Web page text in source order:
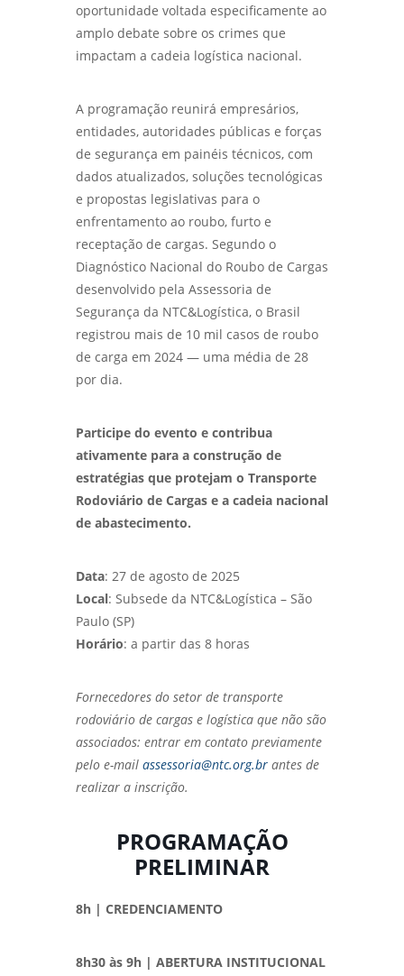
oportunidade voltada especificamente ao
amplo debate sobre os crimes que
impactam a cadeia logística nacional.
A programação reunirá empresários,
entidades, autoridades públicas e forças
de segurança em painéis técnicos, com
dados atualizados, soluções tecnológicas
e propostas legislativas para o
enfrentamento ao roubo, furto e
receptação de cargas. Segundo o
Diagnóstico Nacional do Roubo de Cargas
desenvolvido pela Assessoria de
Segurança da NTC&Logística, o Brasil
registrou mais de 10 mil casos de roubo
de carga em 2024 — uma média de 28
por dia.
Participe do evento e contribua
ativamente para a construção de
estratégias que protejam o Transporte
Rodoviário de Cargas e a cadeia nacional
de abastecimento.
Data: 27 de agosto de 2025
Local: Subsede da NTC&Logística – São
Paulo (SP)
Horário: a partir das 8 horas
Fornecedores do setor de transporte
rodoviário de cargas e logística que não são
associados: entrar em contato previamente
pelo e-mail assessoria@ntc.org.br antes de
realizar a inscrição.
PROGRAMAÇÃO
PRELIMINAR
8h | CREDENCIAMENTO
8h30 às 9h | ABERTURA INSTITUCIONAL